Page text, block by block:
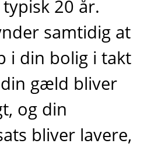
20 år.
samtidig at
i din bolig i takt
gæld bliver
og din
bliver lavere,